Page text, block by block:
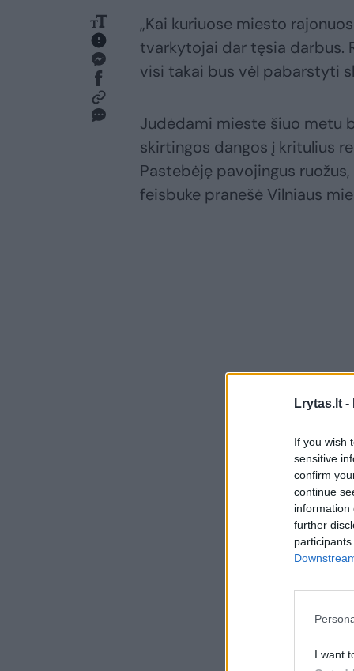
Lrytas.lt -
If you wish
sensitive
confirm
continue
information
further
I want
„Kai kuriuose miesto
tvarkytojai dar tęsia darbus.
visi takai bus vėl pabarstyti
Judėdami mieste šiuo metu
skirtingos dangos į kritulius
Pastebėję pavojingus
feisbuke pranešė Vilniaus